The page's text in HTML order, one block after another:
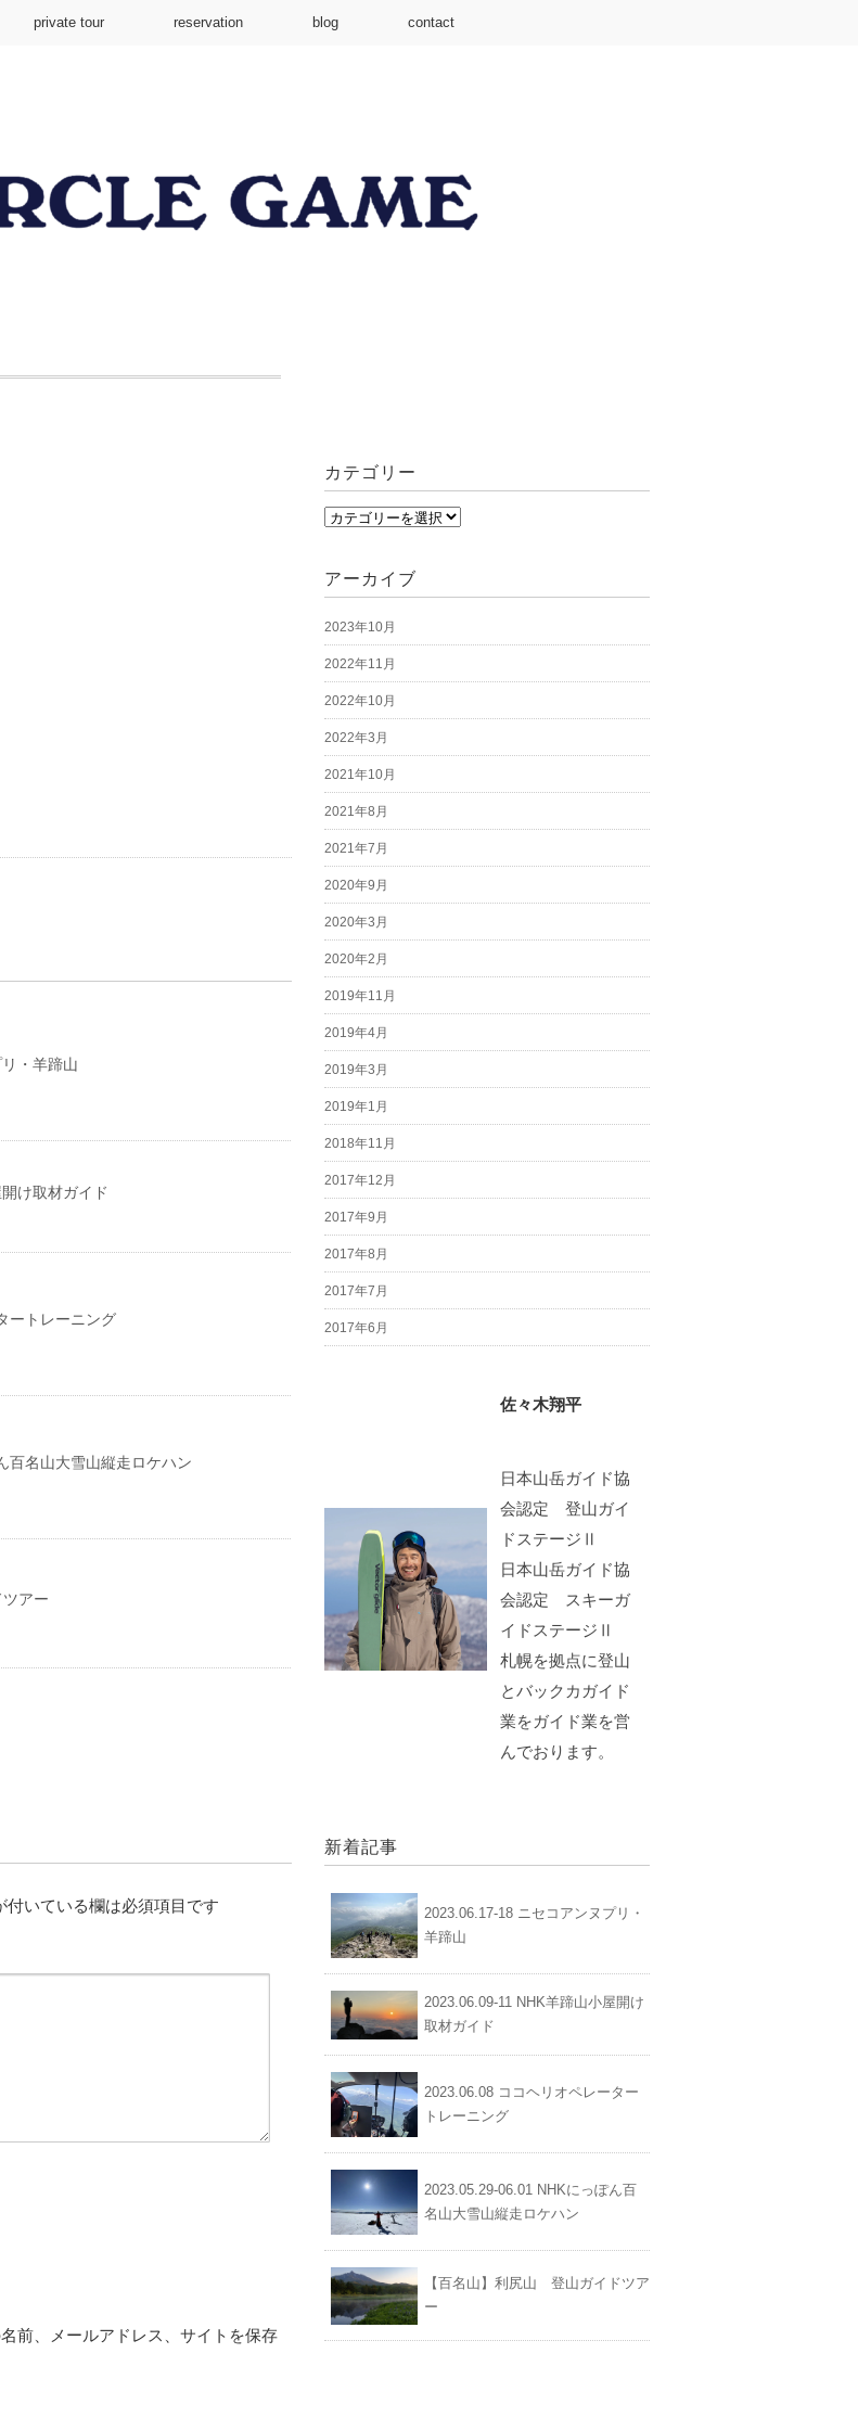
private tour reservation blog contact
・羊蹄山
け取材ガイド
ートレーニング
百名山大雪山縦走ロケハン
アー
付いている欄は必須項目です
前、メールアドレス、サイトを保存
カテゴリー
カ
ゴ
リ
ー
アーカイブ
2023年10月
2022年11月
2022年10月
2022年3月
2021年10月
2021年8月
2021年7月
2020年9月
2020年3月
2020年2月
2019年11月
2019年4月
2019年3月
2019年1月
2018年11月
2017年12月
2017年9月
2017年8月
2017年7月
2017年6月
佐々木翔平
日本山岳ガイド協
会認定 登山ガイ
ドステージⅡ
日本山岳ガイド協
会認定 スキーガ
イドステージⅡ
札幌を拠点に登山
とバックカガイド
業をガイド業を営
んでおります。
新着記事
2023.06.17-18 ニセコアンヌプリ・
羊蹄山
2023.06.09-11 NHK羊蹄山小屋開け
取材ガイド
2023.06.08 ココヘリオペレーター
トレーニング
2023.05.29-06.01 NHKにっぽん百
名山大雪山縦走ロケハン
【百名山】利尻山 登山ガイドツア
ー